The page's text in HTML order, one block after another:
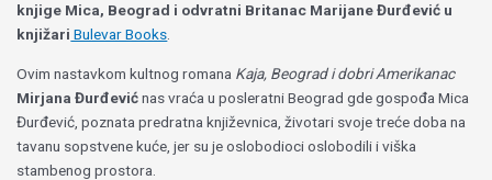
knjige Mica, Beograd i odvratni Britanac Marijane Đurđević u
knjižari Bulevar Books
Ovim nastavkom kultnog romana Kaja, Beograd i dobri Amerikanac
Mirjana Đurđevićnas vraća u posleratni Beograd gde gospođa Mica
Đurđević, poznata predratna književnica, životari svoje treće doba na
tavanu sopstvene kuće, jer su je oslobodioci oslobodili i viška
stambenog prostora.